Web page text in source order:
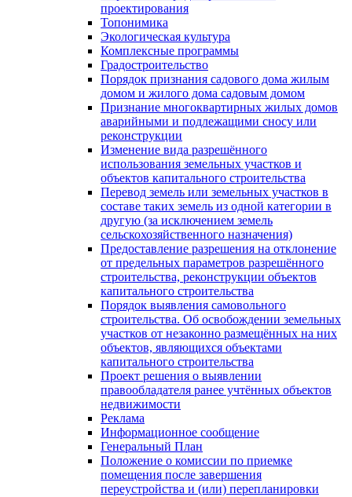
проектирования
Топонимика
Экологическая культура
Комплексные программы
Градостроительство
Порядок признания садового дома жилым
домом и жилого дома садовым домом
Признание многоквартирных жилых домов
аварийными и подлежащими сносу или
реконструкции
Изменение вида разрешённого
использования земельных участков и
объектов капитального строительства
Перевод земель или земельных участков в
составе таких земель из одной категории в
другую (за исключением земель
сельскохозяйственного назначения)
Предоставление разрешения на отклонение
от предельных параметров разрешённого
строительства, реконструкции объектов
капитального строительства
Порядок выявления самовольного
строительства. Об освобождении земельных
участков от незаконно размещённых на них
объектов, являющихся объектами
капитального строительства
Проект решения о выявлении
правообладателя ранее учтённых объектов
недвижимости
Реклама
Информационное сообщение
Генеральный План
Положение о комиссии по приемке
помещения после завершения
переустройства и (или) перепланировки